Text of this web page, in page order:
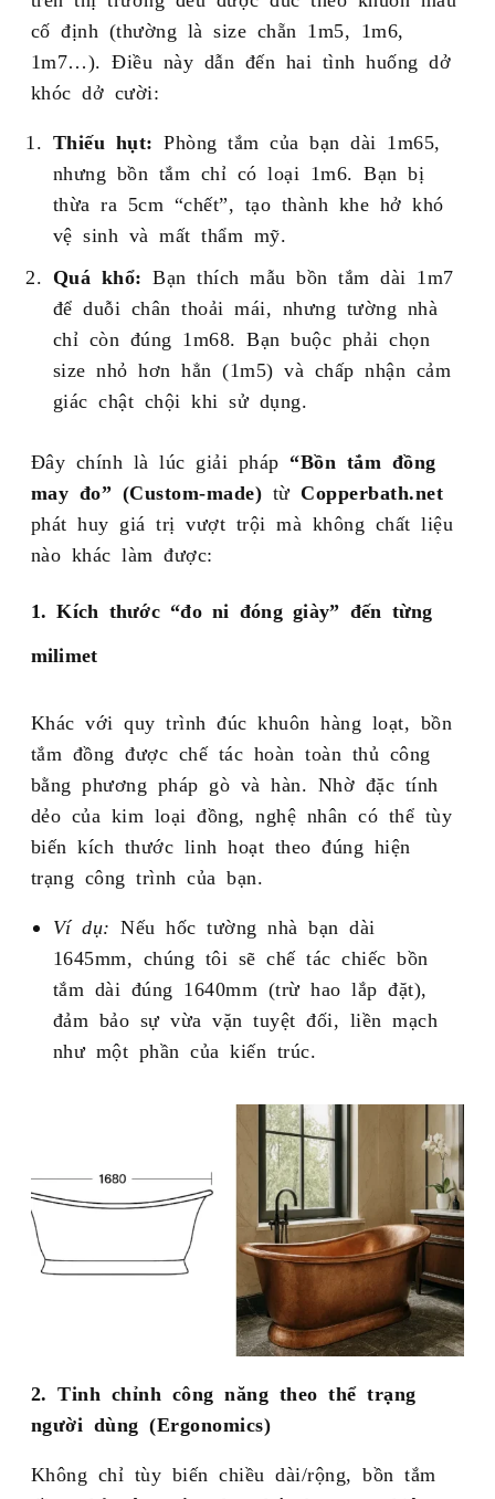
cố định (thường là size chẵn 1m5, 1m6,
1m7…). Điều này dẫn đến hai tình huống dở
khóc dở cười:
Thiếu hụt: Phòng tắm của bạn dài 1m65,
nhưng bồn tắm chỉ có loại 1m6. Bạn bị
thừa ra 5cm “chết”, tạo thành khe hở khó
vệ sinh và mất thẩm mỹ.
Quá khổ: Bạn thích mẫu bồn tắm dài 1m7
để duỗi chân thoải mái, nhưng tường nhà
chỉ còn đúng 1m68. Bạn buộc phải chọn
size nhỏ hơn hẳn (1m5) và chấp nhận cảm
giác chật chội khi sử dụng.
Đây chính là lúc giải pháp “Bồn tắm đồng
may đo” (Custom-made) từ Copperbath.net
phát huy giá trị vượt trội mà không chất liệu
nào khác làm được:
1. Kích thước “đo ni đóng giày” đến từng
milimet
Khác với quy trình đúc khuôn hàng loạt, bồn
tắm đồng được chế tác hoàn toàn thủ công
bằng phương pháp gò và hàn. Nhờ đặc tính
dẻo của kim loại đồng, nghệ nhân có thể tùy
biến kích thước linh hoạt theo đúng hiện
trạng công trình của bạn.
Ví dụ: Nếu hốc tường nhà bạn dài
1645mm, chúng tôi sẽ chế tác chiếc bồn
tắm dài đúng 1640mm (trừ hao lắp đặt),
đảm bảo sự vừa vặn tuyệt đối, liền mạch
như một phần của kiến trúc.
2. Tinh chỉnh công năng theo thể trạng
người dùng (Ergonomics)
Không chỉ tùy biến chiều dài/rộng, bồn tắm